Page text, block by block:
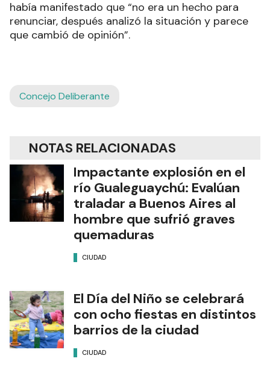
había manifestado que “no era un hecho para
renunciar, después analizó la situación y parece
que cambió de opinión”.
Concejo Deliberante
NOTAS RELACIONADAS
Impactante explosión en el
río Gualeguaychú: Evalúan
traladar a Buenos Aires al
hombre que sufrió graves
quemaduras
CIUDAD
El Día del Niño se celebrará
con ocho fiestas en distintos
barrios de la ciudad
CIUDAD